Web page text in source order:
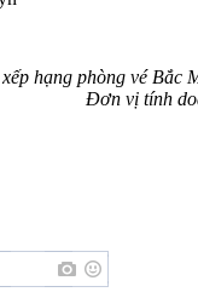
hạng phòng vé Bắc
Đơn vị tính